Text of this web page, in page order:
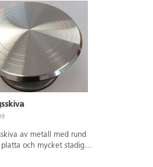
av metall med rund
platta och mycket stadig